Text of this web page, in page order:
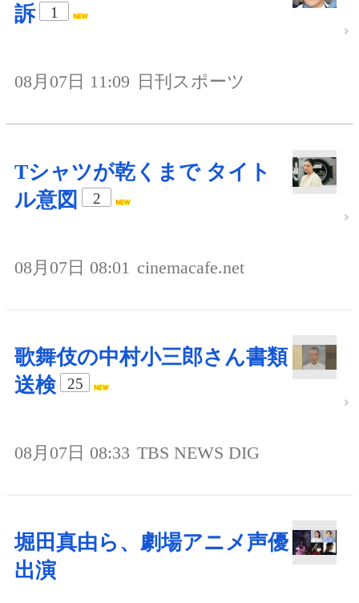
訴
1
08月07日 11:09 日刊スポーツ
Tシャツが乾くまで タイト
ル意図
2
08月07日 08:01 cinemacafe.net
歌舞伎の中村小三郎さん書類
送検
25
08月07日 08:33 TBS NEWS DIG
堀田真由ら、劇場アニメ声優
出演